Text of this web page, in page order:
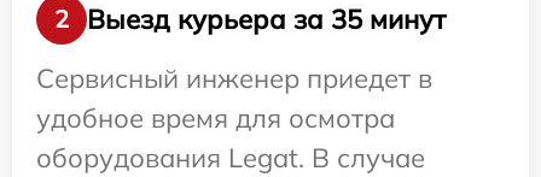
2
Выезд курьера за 35 минут
Сервисный инженер приедет в
удобное время для осмотра
оборудования Legat. В случае